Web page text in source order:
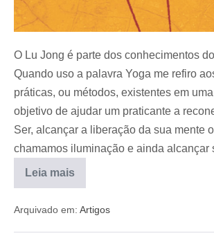
O Lu Jong é parte dos conhecimentos
Quando uso a palavra Yoga me refiro
práticas, ou métodos, existentes em
objetivo de ajudar um praticante a
Ser, alcançar a liberação da sua mente
chamamos iluminação e ainda alcançar
Leia mais
Arquivado em: Artigos